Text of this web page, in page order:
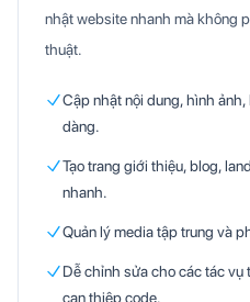
nhật website nhanh mà không
thuật.
Cập nhật nội dung, hình
dàng.
Tạo trang giới thiệu, blog,
nhanh.
Quản lý media tập trung và
Dễ chỉnh sửa cho các tác
can thiệp code.